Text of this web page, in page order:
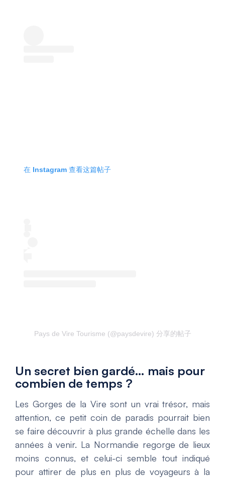
在 Instagram 查看这篇帖子
Pays de Vire Tourisme (@paysdevire) 分享的帖子
Un secret bien gardé… mais pour
combien de temps ?
Les Gorges de la Vire sont un vrai trésor, mais
attention, ce petit coin de paradis pourrait bien
se faire découvrir à plus grande échelle dans les
années à venir. La Normandie regorge de lieux
moins connus, et celui-ci semble tout indiqué
pour attirer de plus en plus de voyageurs à la